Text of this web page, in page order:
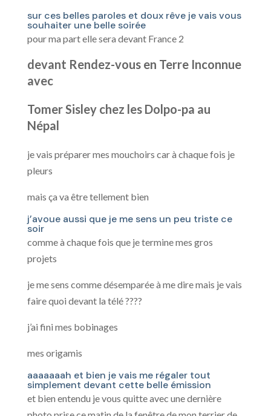
sur ces belles paroles et doux rêve je vais vous
souhaiter une belle soirée
pour ma part elle sera devant France 2
devant Rendez-vous en Terre Inconnue
avec
Tomer Sisley chez les Dolpo-pa au
Népal
je vais préparer mes mouchoirs car à chaque fois je
pleurs
mais ça va être tellement bien
j’avoue aussi que je me sens un peu triste ce
soir
comme à chaque fois que je termine mes gros
projets
je me sens comme désemparée à me dire mais je vais
faire quoi devant la télé ????
j’ai fini mes bobinages
mes origamis
aaaaaaah et bien je vais me régaler tout
simplement devant cette belle émission
et bien entendu je vous quitte avec une dernière